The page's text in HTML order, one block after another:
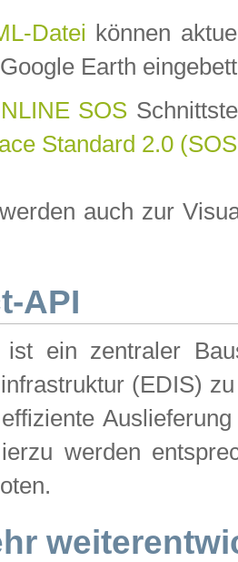
Datei können
Earth
SOS
Standard 2.0
auch zur
API
ist ein zentraler
(EDIS)
werden